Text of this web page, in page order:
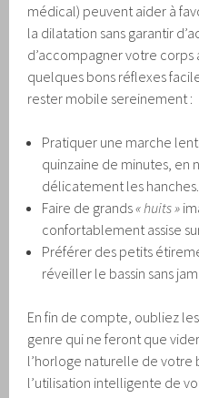
médical) peuvent aider à
la dilatation sans garantir
d’accompagner votre
quelques bons réflexes
rester mobile sereinement :
Pratiquer une marche
quinzaine de minutes, en
délicatement les hanches.
Faire de grands« huits »
confortablement assise
Préférer des petits
réveiller le bassin sans
En fin de compte, oubliez
genre qui ne feront que
l’horloge naturelle de votre
l’utilisation intelligente de